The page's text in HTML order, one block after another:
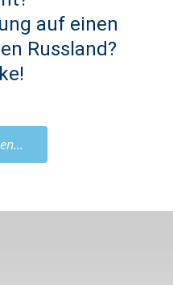
auf einen
Russland?